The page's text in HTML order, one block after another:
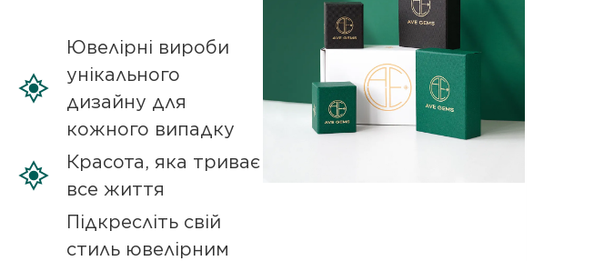
Ювелірні вироби
унікального
дизайну для
кожного випадку
Красота, яка триває
все життя
Підкресліть свій
стиль ювелірним